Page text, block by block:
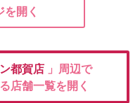
開く
都賀店 」周辺で
店舗一覧を開く